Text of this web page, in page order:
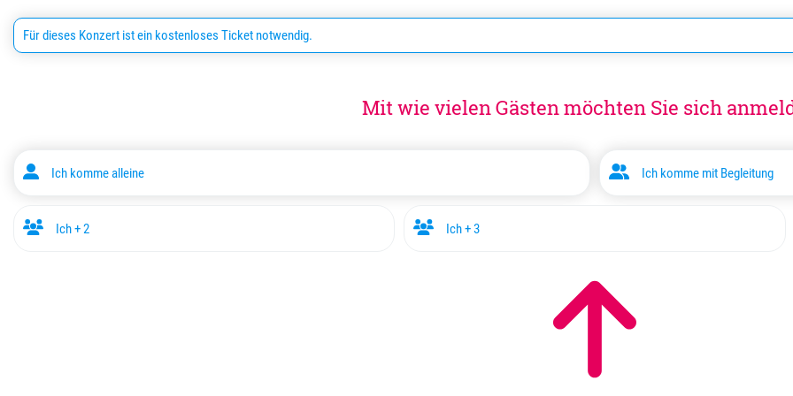
Für dieses Konzert ist ein kostenloses Ticket notwendig.
Mit wie vielen Gästen möchten Sie sich
Ich komme alleine Ich komme mit Begleitung
Ich + 2 Ich + 3